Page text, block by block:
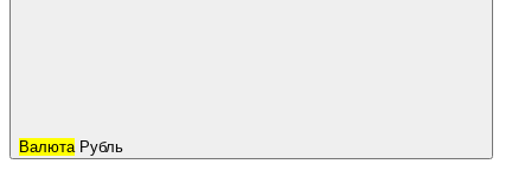
Валюта Рубль